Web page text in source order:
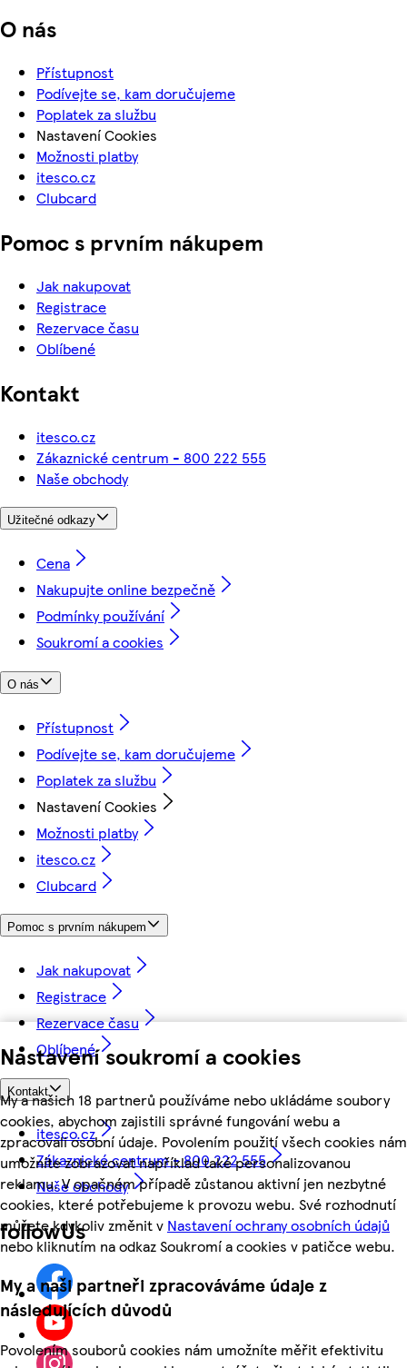
Nastavení soukromí a cookies
My a našich 18 partnerů používáme nebo ukládáme soubory
cookies, abychom zajistili správné fungování webu a
zpracovali osobní údaje. Povolením použití všech cookies nám
umožníte zobrazovat například také personalizovanou
reklamu. V opačném případě zůstanou aktivní jen nezbytné
cookies, které potřebujeme k provozu webu. Své rozhodnutí
můžete kdykoliv změnit v Nastavení ochrany osobních údajů
nebo kliknutím na odkaz Soukromí a cookies v patičce webu.
My a naši partneři zpracováváme údaje z
následujících důvodů
Povolením souborů cookies nám umožníte měřit efektivitu
O nás
Přístupnost
Podívejte se, kam doručujeme
Poplatek za službu
Nastavení Cookies
Možnosti platby
itesco.cz
Clubcard
Pomoc s prvním nákupem
Jak nakupovat
Registrace
Rezervace času
Oblíbené
Kontakt
itesco.cz
Zákaznické centrum - 800 222 555
Naše obchody
Užitečné odkazy
Cena
Nakupujte online bezpečně
Podmínky používání
Soukromí a cookies
O nás
Přístupnost
Podívejte se, kam doručujeme
Poplatek za službu
Nastavení Cookies
Možnosti platby
itesco.cz
Clubcard
Pomoc s prvním nákupem
Jak nakupovat
Registrace
Rezervace času
Oblíbené
Kontakt
itesco.cz
Zákaznické centrum - 800 222 555
Naše obchody
followUs